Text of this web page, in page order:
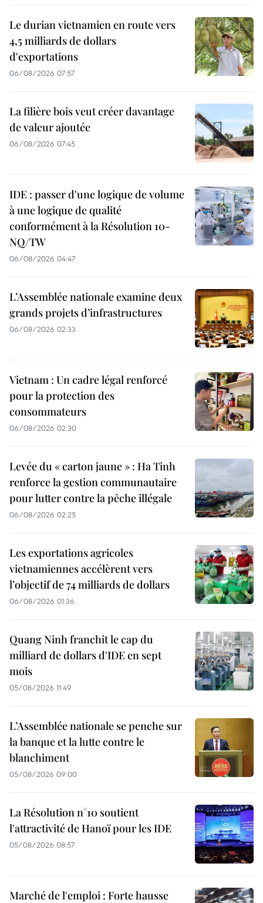
Le durian vietnamien en route vers
4,5 milliards de dollars
d'exportations
06/08/2026 07:57
La filière bois veut créer davantage
de valeur ajoutée
06/08/2026 07:45
IDE : passer d'une logique de volume
à une logique de qualité
conformément à la Résolution 10-
NQ/TW
06/08/2026 04:47
L’Assemblée nationale examine deux
grands projets d’infrastructures
06/08/2026 02:33
Vietnam : Un cadre légal renforcé
pour la protection des
consommateurs
06/08/2026 02:30
Levée du « carton jaune » : Ha Tinh
renforce la gestion communautaire
pour lutter contre la pêche illégale
06/08/2026 02:25
Les exportations agricoles
vietnamiennes accélèrent vers
l’objectif de 74 milliards de dollars
06/08/2026 01:36
Quang Ninh franchit le cap du
milliard de dollars d'IDE en sept
mois
05/08/2026 11:49
L’Assemblée nationale se penche sur
la banque et la lutte contre le
blanchiment
05/08/2026 09:00
La Résolution n°10 soutient
l'attractivité de Hanoï pour les IDE
05/08/2026 08:57
Marché de l'emploi : Forte hausse